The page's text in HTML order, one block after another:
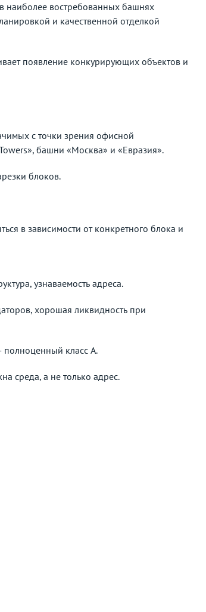
наиболее востребованных башнях
и качественной отделкой
появление конкурирующих объектов и
с точки зрения офисной
башни «Москва» и «Евразия».
блоков.
в зависимости от конкретного блока и
узнаваемость адреса.
хорошая ликвидность при
полноценный класс А.
среда, а не только адрес.